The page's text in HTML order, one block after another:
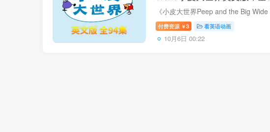
网盘下载！
付费资源 ￥3 看英语动画
10月6日 00:22